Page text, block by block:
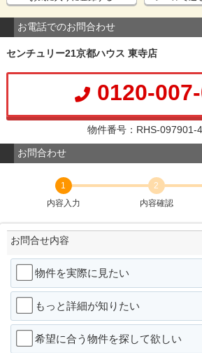
お電話でのお問合わせ
センチュリー21京都ハウス 東寺店
0120-
物件番号：RHS-097901-
お問合わせ
1
内容入力
2
内容確認
お問合せ内容
物件を実際に見たい
もっと詳細が知りたい
希望に合う物件を探して欲しい